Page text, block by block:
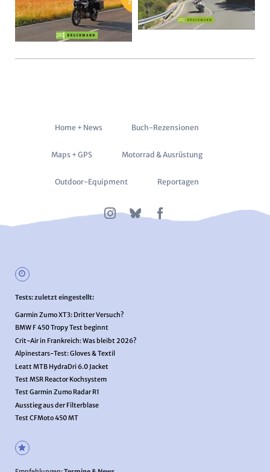
Navigation
Home + News Buch-Rezensionen
Maps + GPS Motorrad & Ausrüstung
Outdoor-Equipment Reportagen
Tests: zuletzt eingestellt:
Garmin Zumo XT3: Dritter Versuch?
BMW F 450 Tropy Test beginnt
Crit-Air in Frankreich: Was bleibt 2026?
Alpinestars-Test: Gloves & Textil
Leatt MTB HydraDri 6.0 Jacket
Test MSR Reactor Kochsystem
Test Garmin Zumo Radar R1
Ausstieg aus der Filterblase
Test CFMoto 450 MT